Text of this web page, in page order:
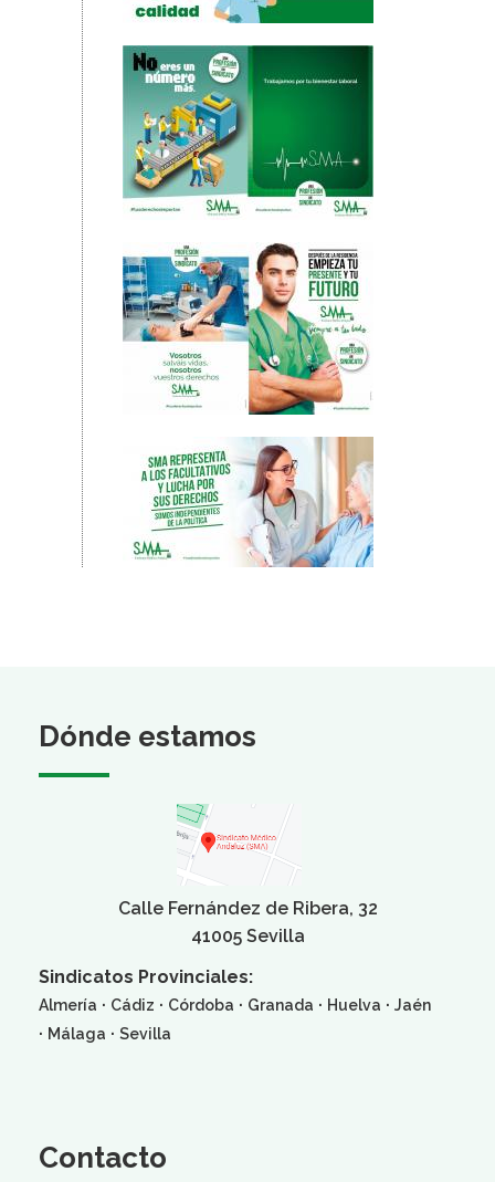
Dónde estamos
Calle Fernández de Ribera, 32
41005 Sevilla
Sindicatos Provinciales:
Almería · Cádiz · Córdoba · Granada · Huelva · Jaén
· Málaga · Sevilla
Contacto